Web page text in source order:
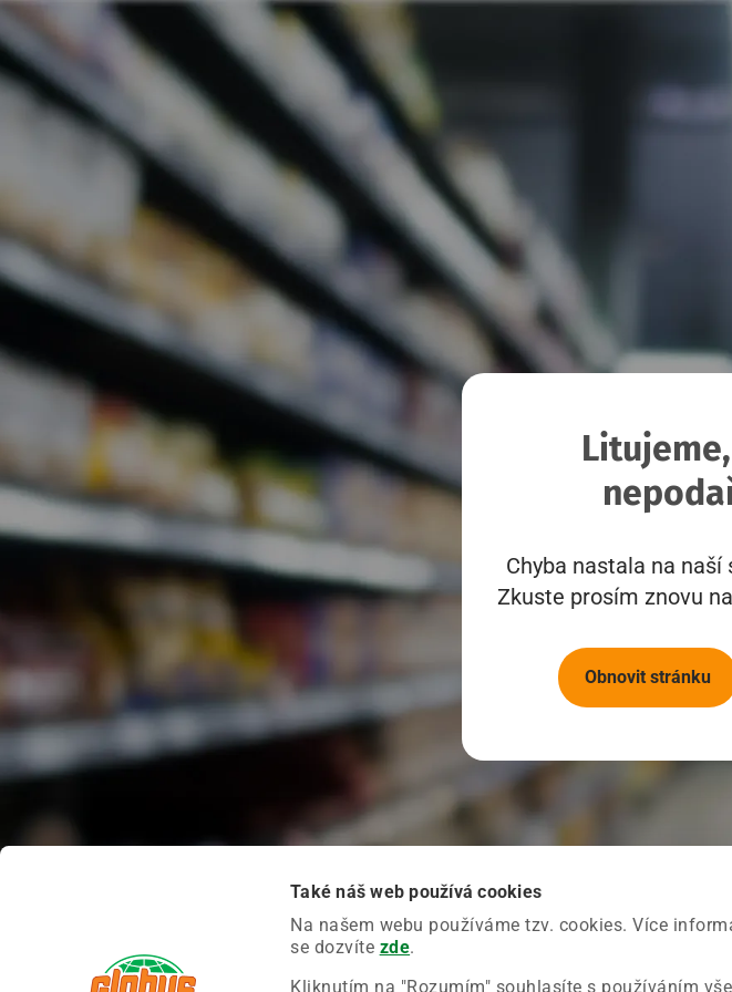
Také náš web používá cookies
Na našem webu používáme tzv. cookies. Více
se dozvíte zde.
Kliknutím na "Rozumím" souhlasíte s používáním
Chyba nastala na
Zkuste prosím znovu
Obnovit stránku